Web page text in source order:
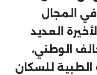
المجال
العديد
الوطني،
للسكان